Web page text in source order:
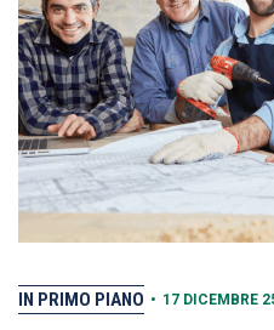
IN PRIMO PIANO • 17 DICEMBRE